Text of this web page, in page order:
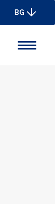
BG